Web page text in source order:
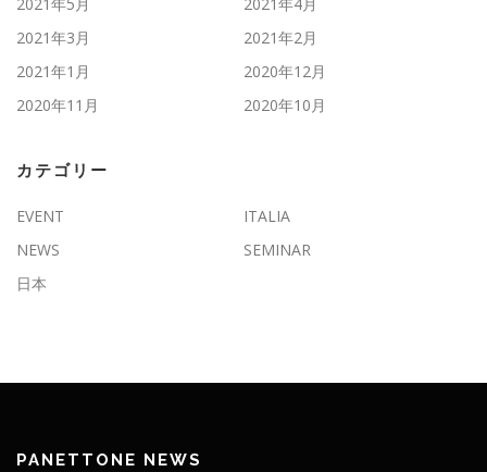
2021年3月
2021年2月
2021年1月
2020年12月
2020年11月
2020年10月
カテゴリー
EVENT
ITALIA
NEWS
SEMINAR
日本
PANETTONE NEWS